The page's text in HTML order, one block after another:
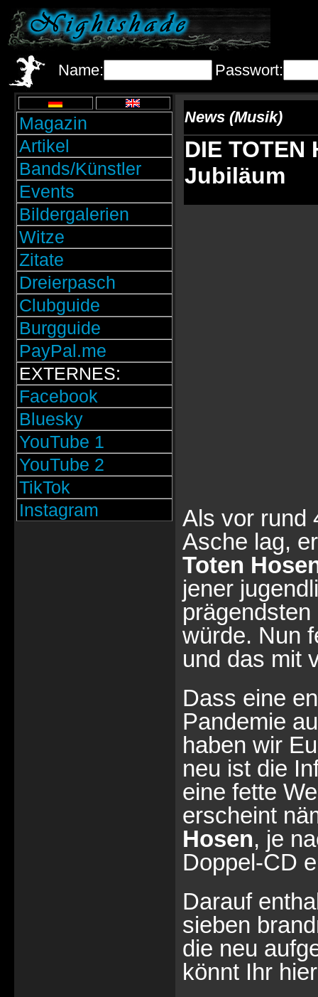
Name: Passwort:
Magazin
Artikel
Bands/Künstler
Events
Bildergalerien
Witze
Zitate
Dreierpasch
Clubguide
Burgguide
PayPal.me
EXTERNES:
Facebook
Bluesky
YouTube 1
YouTube 2
TikTok
Instagram
News (Musik)
DIE
Jubiläum
Als vor rund
Asche lag,
Toten
jener
würde. Nun
und das mit
Dass eine
Pandemie
haben wir
neu ist die
eine fette
erscheint
Hosen, je
Doppel-CD
Darauf
sieben
die neu
könnt Ihr